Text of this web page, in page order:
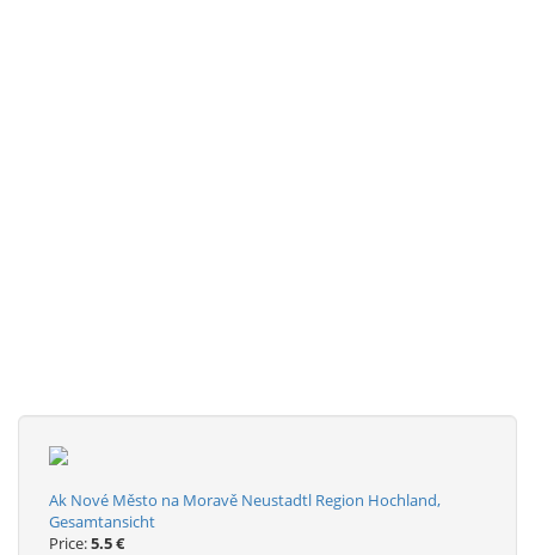
Ak Nové Město na Moravě Neustadtl Region Hochland,
Gesamtansicht
Price:5.5 €